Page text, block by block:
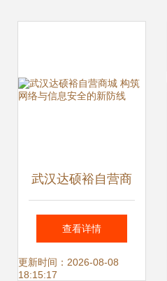
武汉达硕裕自营商
城 构筑网络与信息
安全的新防线
查看详情
更新时间：2026-08-08
18:15:17